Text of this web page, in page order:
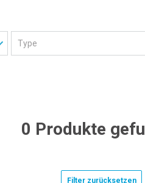
0 Produkte
Filter zurücksetzen